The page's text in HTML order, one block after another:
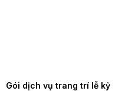
Gói dịch vụ trang trí lễ kỷ